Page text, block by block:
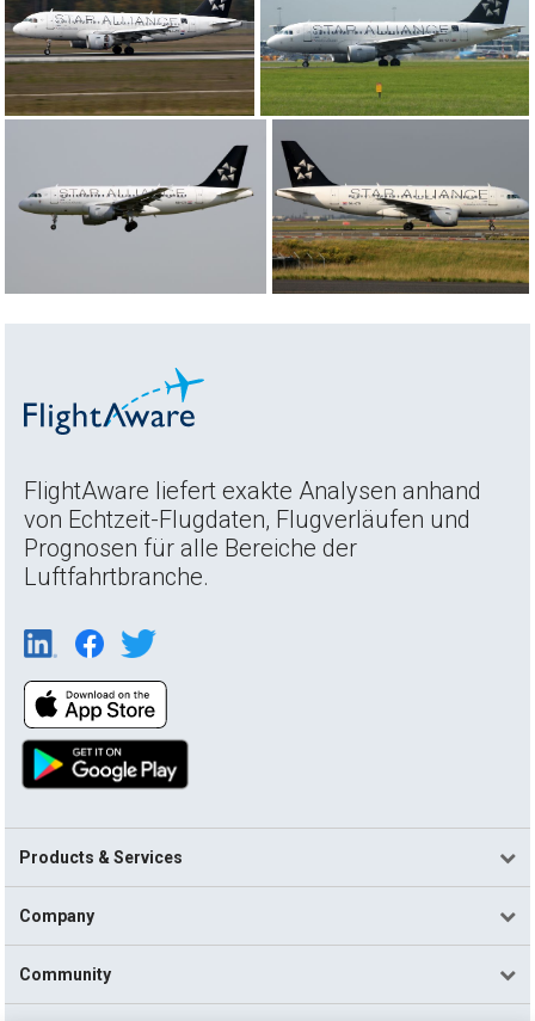
FlightAware liefert exakte Analysen anhand
von Echtzeit-Flugdaten, Flugverläufen und
Prognosen für alle Bereiche der
Luftfahrtbranche.
Products & Services
Company
Community